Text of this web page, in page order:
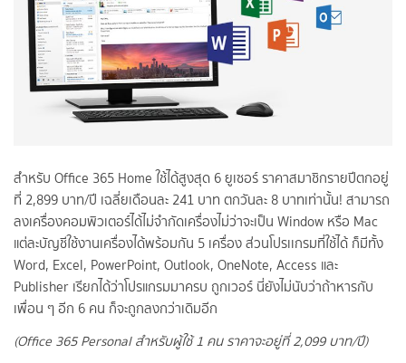
สำหรับ Office 365 Home ใช้ได้สูงสุด 6 ยูเซอร์ ราคาสมาชิกรายปีตกอยู่
ที่ 2,899 บาท/ปี เฉลี่ยเดือนละ 241 บาท ตกวันละ 8 บาทเท่านั้น! สามารถ
ลงเครื่องคอมพิวเตอร์ได้ไม่จำกัดเครื่องไม่ว่าจะเป็น Window หรือ Mac
แต่ละบัญชีใช้งานเครื่องได้พร้อมกัน 5 เครื่อง ส่วนโปรเเกรมที่ใช้ได้ ก็มีทั้ง
Word, Excel, PowerPoint, Outlook, OneNote, Access และ
Publisher เรียกได้ว่าโปรแกรมมาครบ ถูกเวอร์ นี่ยังไม่นับว่าถ้าหารกับ
เพื่อน ๆ อีก 6 คน ก็จะถูกลงกว่าเดิมอีก
(Office 365 Personal สำหรับผู้ใช้ 1 คน ราคาจะอยู่ที่ 2,099 บาท/ปี)